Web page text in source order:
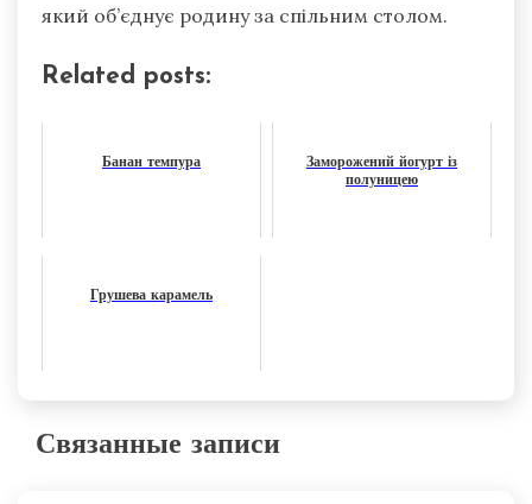
який об’єднує родину за спільним столом.
Related posts:
Банан темпура
Заморожений йогурт із
полуницею
Грушева карамель
Связанные записи